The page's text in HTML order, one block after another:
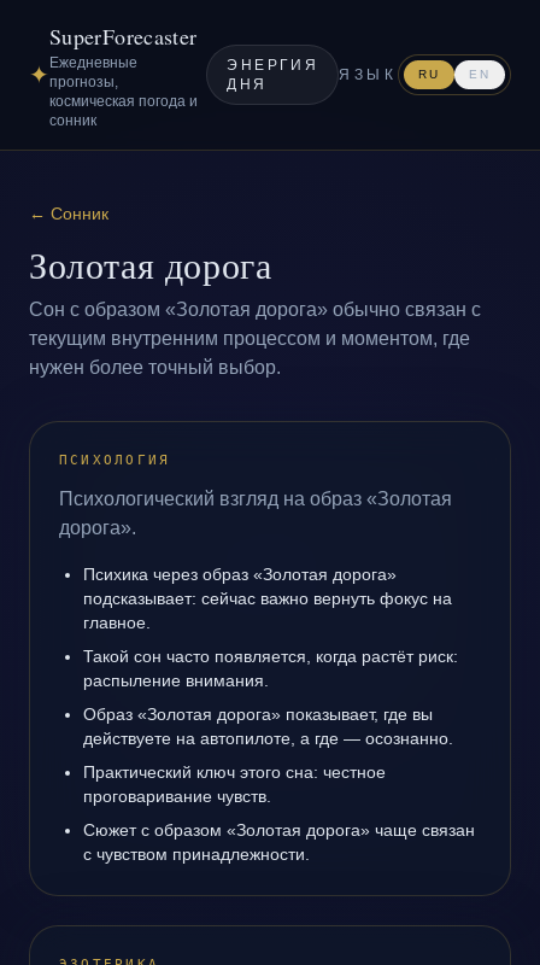
✦
SuperForecaster
Ежедневные
прогнозы,
космическая погода и
сонник
ЭНЕРГИЯ
ДНЯ
ЯЗЫК RU EN
← Сонник
Золотая дорога
Сон с образом «Золотая дорога» обычно связан с
текущим внутренним процессом и моментом, где
нужен более точный выбор.
ПСИХОЛОГИЯ
Психологический взгляд на образ «Золотая
дорога».
Психика через образ «Золотая дорога»
подсказывает: сейчас важно вернуть фокус на
главное.
Такой сон часто появляется, когда растёт риск:
распыление внимания.
Образ «Золотая дорога» показывает, где вы
действуете на автопилоте, а где — осознанно.
Практический ключ этого сна: честное
проговаривание чувств.
Сюжет с образом «Золотая дорога» чаще связан
с чувством принадлежности.